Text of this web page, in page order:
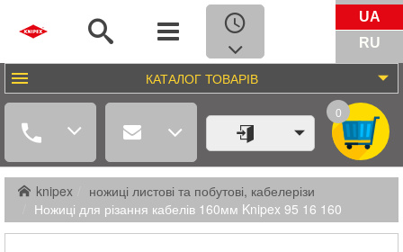
UA
RU
КАТАЛОГ ТОВАРІВ
0
knipex
ножиці листові та побутові, кабелерізи
Ножиці для різання кабелів 160мм Knipex 95 16 160